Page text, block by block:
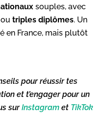
souples, avec
ou triples diplômes. Un
en France, mais plutôt
pour réussir tes
et t’engager pour un
surInstagram et TikTok